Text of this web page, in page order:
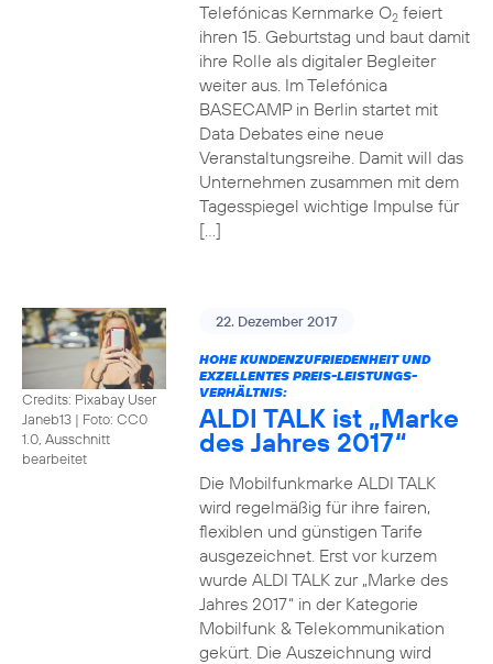
Telefónicas Kernmarke O2feiert
ihren 15. Geburtstag und baut damit
ihre Rolle als digitaler Begleiter
weiter aus. Im Telefónica
BASECAMP in Berlin startet mit
Data Debates eine neue
Veranstaltungsreihe. Damit will das
Unternehmen zusammen mit dem
Tagesspiegel wichtige Impulse für
[…]
Credits: Pixabay User
Janeb13 | Foto: CC0
1.0, Ausschnitt
bearbeitet
22. Dezember 2017
HOHE KUNDENZUFRIEDENHEIT UND
EXZELLENTES PREIS-LEISTUNGS-
VERHÄLTNIS:
ALDI TALK ist „Marke
des Jahres 2017“
Die Mobilfunkmarke ALDI TALK
wird regelmäßig für ihre fairen,
flexiblen und günstigen Tarife
ausgezeichnet. Erst vor kurzem
wurde ALDI TALK zur „Marke des
Jahres 2017“ in der Kategorie
Mobilfunk & Telekommunikation
gekürt. Die Auszeichnung wird